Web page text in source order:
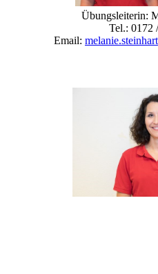
Übungsleiterin:
Tel.: 0172
Email: